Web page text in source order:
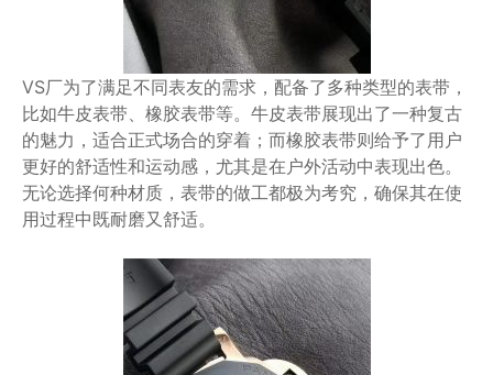
VS厂为了满足不同表友的需求，配备了多种类型的表带，
比如牛皮表带、橡胶表带等。牛皮表带展现出了一种复古
的魅力，适合正式场合的穿着；而橡胶表带则给予了用户
更好的舒适性和运动感，尤其是在户外活动中表现出色。
无论选择何种材质，表带的做工都极为考究，确保其在使
用过程中既耐磨又舒适。